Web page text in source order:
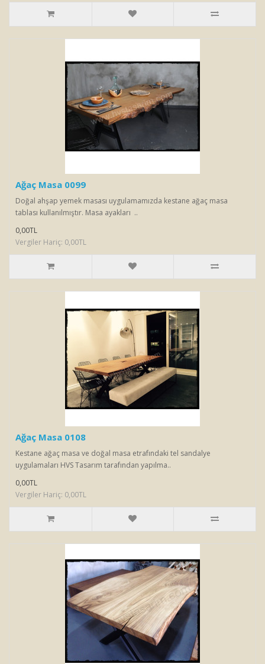
Ağaç Masa 0099
Doğal ahşap yemek masası uygulamamızda kestane ağaç masa
tablası kullanılmıştır. Masa ayakları ..
0,00TL
Vergiler Hariç: 0,00TL
Ağaç Masa 0108
Kestane ağaç masa ve doğal masa etrafındaki tel sandalye
uygulamaları HVS Tasarım tarafından yapılma..
0,00TL
Vergiler Hariç: 0,00TL